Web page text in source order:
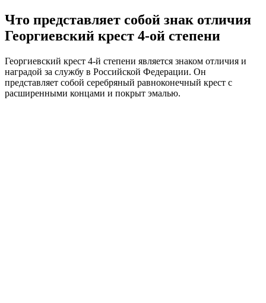
Что представляет собой знак отличия
Георгиевский крест 4-ой степени
Георгиевский крест 4-й степени является знаком отличия и
наградой за службу в Российской Федерации. Он
представляет собой серебряный равноконечный крест с
расширенными концами и покрыт эмалью.